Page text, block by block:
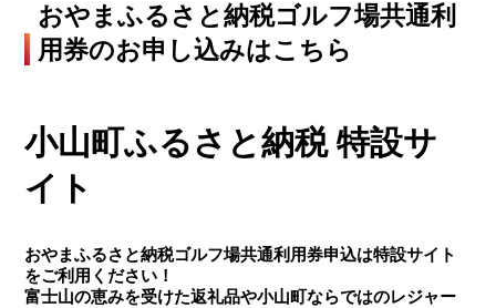
おやまふるさと納税ゴルフ場共通利
用券のお申し込みはこちら
小山町ふるさと納税 特設サ
イト
おやまふるさと納税ゴルフ場共通利用券申込は特設サイト
をご利用ください！
富士山の恵みを受けた返礼品や小山町ならではのレジャー